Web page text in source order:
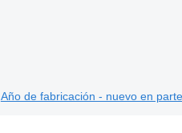
Año de fabricación - nuevo en